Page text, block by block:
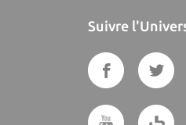
Suivre